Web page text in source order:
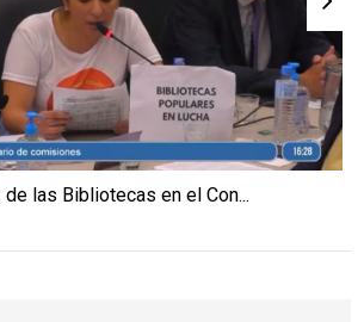
de las Bibliotecas en el Con...